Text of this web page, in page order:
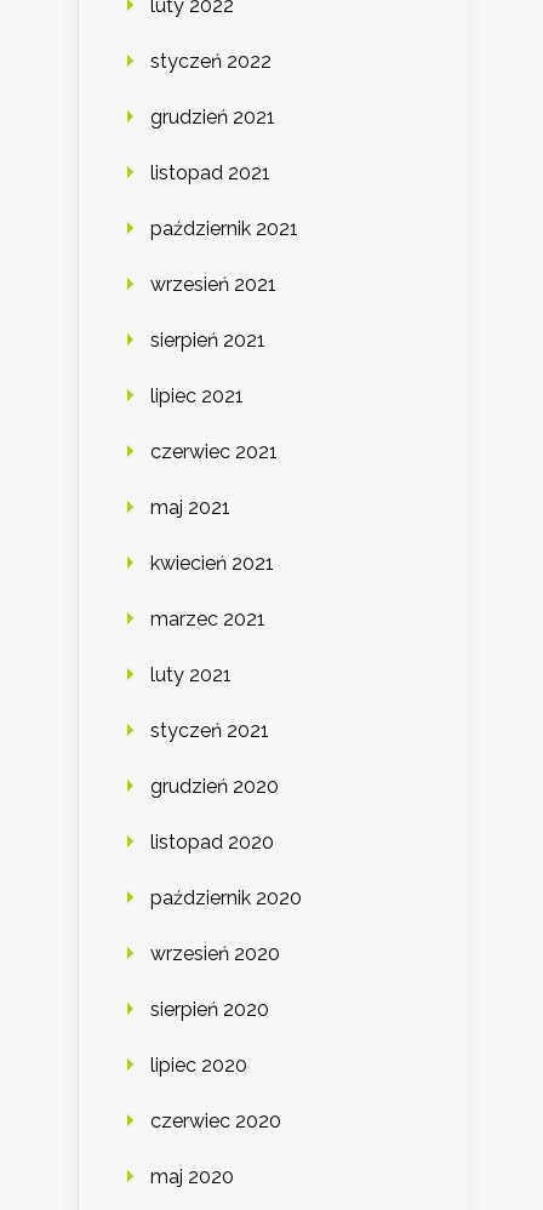
luty 2022
styczeń 2022
grudzień 2021
listopad 2021
październik 2021
wrzesień 2021
sierpień 2021
lipiec 2021
czerwiec 2021
maj 2021
kwiecień 2021
marzec 2021
luty 2021
styczeń 2021
grudzień 2020
listopad 2020
październik 2020
wrzesień 2020
sierpień 2020
lipiec 2020
czerwiec 2020
maj 2020